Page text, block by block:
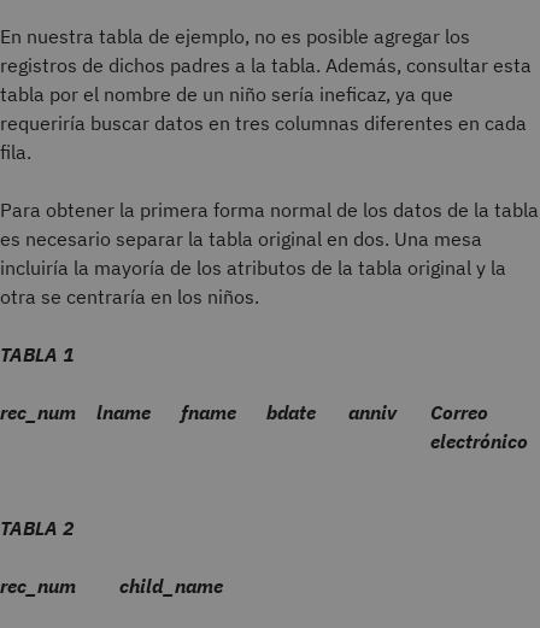
En nuestra tabla de ejemplo, no es posible agregar los
registros de dichos padres a la tabla. Además, consultar esta
tabla por el nombre de un niño sería ineficaz, ya que
requeriría buscar datos en tres columnas diferentes en cada
fila.
Para obtener la primera forma normal de los datos de la tabla
es necesario separar la tabla original en dos. Una mesa
incluiría la mayoría de los atributos de la tabla original y la
otra se centraría en los niños.
TABLA 1
rec_num lname fname bdate anniv
Correo
electrónico
TABLA 2
rec_num child_name